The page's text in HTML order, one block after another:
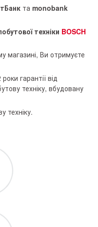
та monobank
техніки BOSCH
магазині, Ви отримуєте
гарантії від
техніку, вбудовану
техніку.